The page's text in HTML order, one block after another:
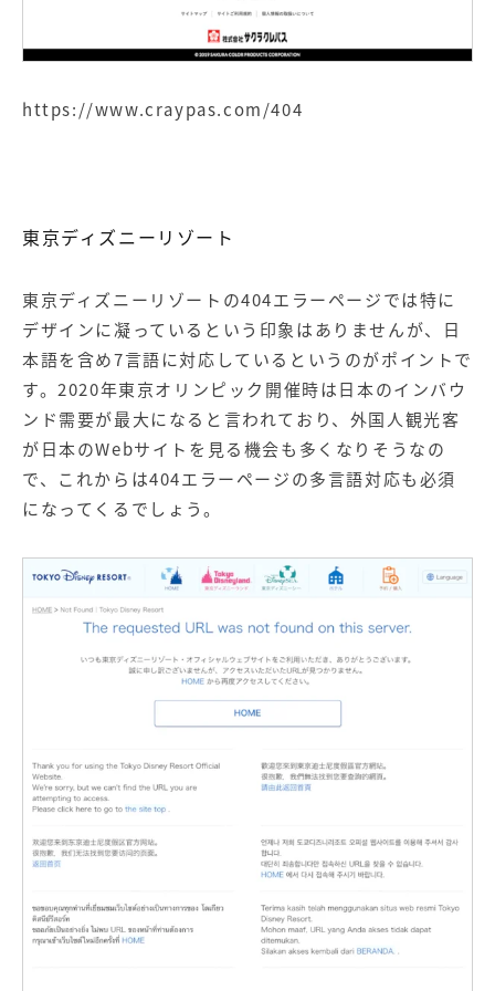
https://www.craypas.com/404
東京ディズニーリゾート
東京ディズニーリゾートの404エラーページでは特に
デザインに凝っているという印象はありませんが、日
本語を含め7言語に対応しているというのがポイントで
す。2020年東京オリンピック開催時は日本のインバウ
ンド需要が最大になると言われており、外国人観光客
が日本のWebサイトを見る機会も多くなりそうなの
で、これからは404エラーページの多言語対応も必須
になってくるでしょう。